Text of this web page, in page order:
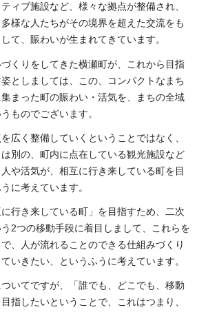
ィブ施設など、様々な拠点が整備され、
様な人たちがその境界を超えた交流をも
て、賑わいが生まれてきています。
くりをしてきた横瀬町が、これから目指
としましては、この、コンパクトなまち
まった町の賑わい・活気を、まちの全域
ものでございます。
広く整備していくということではなく、
別の、町内に点在している観光施設など
や活気が、相互に行き来している町を目
に考えています。
行き来している町」を目指すため、二次
2つの移動手段に着目しまして、これらを
、人が流れることのできる仕組みづくり
いきたい、というふうに考えています。
いてですが、「誰でも、どこでも、移動
指したいということで、これはつまり、